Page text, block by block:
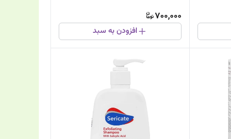
700,000
افزودن به سبد